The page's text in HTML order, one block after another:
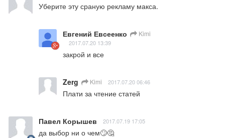
Уберите эту сраную рекламу макса.
Евгений Евсеенко Kimi
2017.07.20 13:39
закрой и все
Zerg Kimi 2017.07.20 06:46
Плати за чтение статей
Павел Корышев 2017.07.19 17:05
да выбор ни о чем🙄🤔